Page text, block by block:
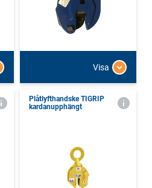
Visa
Plåtlyfthandske TIGRIP
kardanupphängt